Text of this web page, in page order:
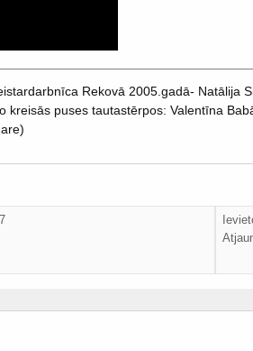
Rekovā 2005.gadā- Natālija
puses tautastērpos: Valentīna